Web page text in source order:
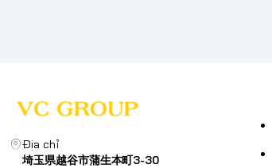
Địa chỉ
埼玉県越谷市蒲生本町3-30